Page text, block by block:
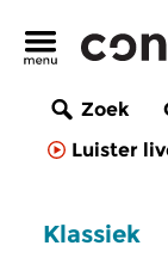
Zoek
Luister
Klassiek